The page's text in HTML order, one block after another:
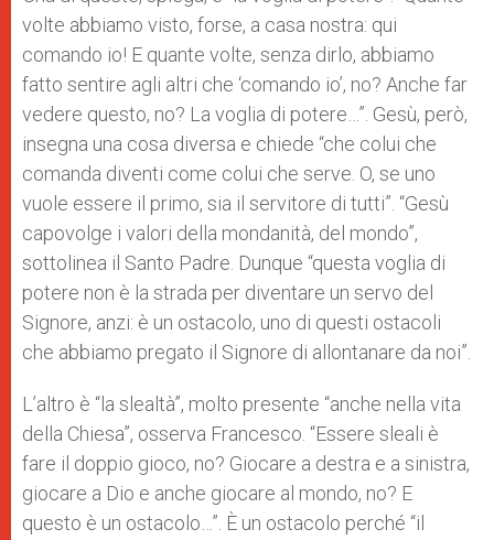
volte abbiamo visto, forse, a casa nostra: qui
comando io! E quante volte, senza dirlo, abbiamo
fatto sentire agli altri che ‘comando io’, no? Anche far
vedere questo, no? La voglia di potere…”. Gesù, però,
insegna una cosa diversa e chiede “che colui che
comanda diventi come colui che serve. O, se uno
vuole essere il primo, sia il servitore di tutti”. “Gesù
capovolge i valori della mondanità, del mondo”,
sottolinea il Santo Padre. Dunque “questa voglia di
potere non è la strada per diventare un servo del
Signore, anzi: è un ostacolo, uno di questi ostacoli
che abbiamo pregato il Signore di allontanare da noi”.
L’altro è “la slealtà”, molto presente “anche nella vita
della Chiesa”, osserva Francesco. “Essere sleali è
fare il doppio gioco, no? Giocare a destra e a sinistra,
giocare a Dio e anche giocare al mondo, no? E
questo è un ostacolo…”. È un ostacolo perché “il